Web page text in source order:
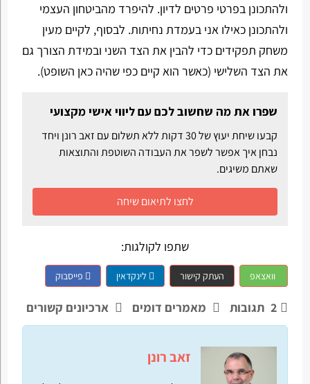
ולהתכונן בפרטי פרטים לדיון. להיפרד מהביטחון העצמי
ולהתכונן כאילו אני בעמדת נחיתות. לבסוף, לקיים מעין
משחק תפקידים כדי להבין את הצד השני ובמידת הצורך גם
את הצד השלישי (כאשר הוא קיים כפי שהיה כאן השופט).
שפרו את מה שחשוב לכם עם ליווי אישי מקצועי
קבעו שיחת יעוץ של 30 דקות ללא תשלום עם זאב רונן ויחד
נבחן איך אפשר לשפר את העבודה השוטפת והתוצאות
שאתם משיגים.
לחצו לתיאום שיחה
שתפו לקולגות:
וואצאפ העתק קישור לינקדאין פייסבוק
2 תגובות מאמרים דומים ארכיונים קשורים
זאב רונן